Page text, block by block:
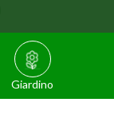
Giardino